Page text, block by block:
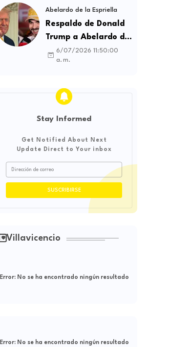
intermediación
laboral ilegal
Abelardo de la Espriella
Respaldo de Donald
Trump a Abelardo de
la Espriella genera
debate sobre
influencia
internacional
6/07/2026 11:50:00
a. m.
Stay Informed
Get Notified About Next
Update Direct to Your inbox
Villavicencio
Error:No se ha encontrado ningún resultado
Error:No se ha encontrado ningún resultado